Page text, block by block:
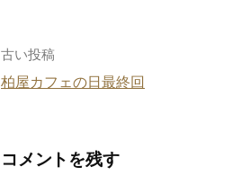
o
k
投
稿
ビ
古い投稿
柏屋カフェの日最終回
コメントを残す